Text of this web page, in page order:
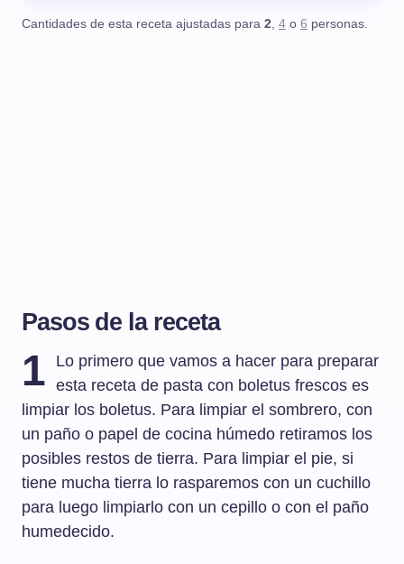
Cantidades de esta receta ajustadas para 2, 4 o 6 personas.
Pasos de la receta
1
Lo primero que vamos a hacer para preparar
esta receta de pasta con boletus frescos es
limpiar los boletus. Para limpiar el sombrero, con
un paño o papel de cocina húmedo retiramos los
posibles restos de tierra. Para limpiar el pie, si
tiene mucha tierra lo rasparemos con un cuchillo
para luego limpiarlo con un cepillo o con el paño
humedecido.